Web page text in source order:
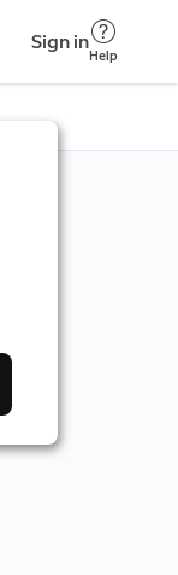
Sign in
Help